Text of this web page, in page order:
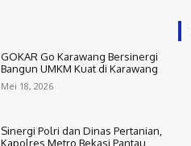
GOKAR Go Karawang Bersinergi
Bangun UMKM Kuat di Karawang
Mei 18, 2026
Sinergi Polri dan Dinas Pertanian,
Kapolres Metro Bekasi Pantau